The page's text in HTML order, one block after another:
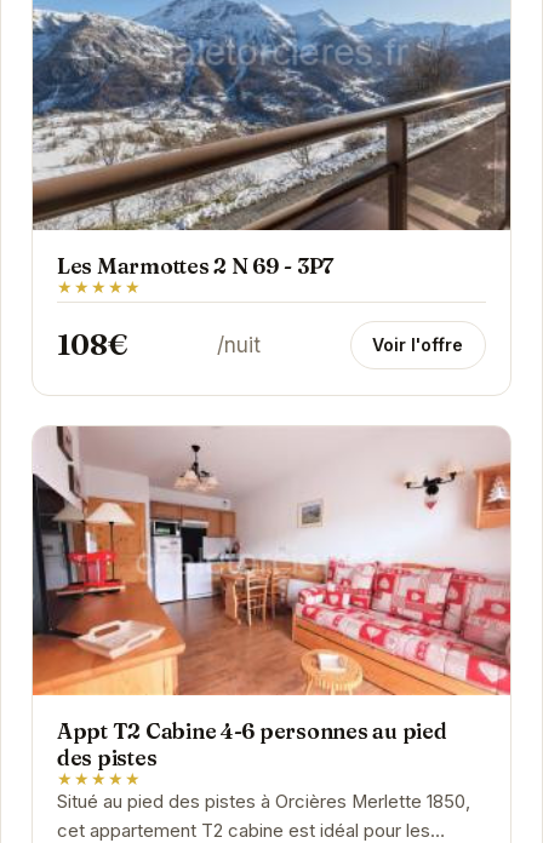
Les Marmottes 2 N 69 - 3P7
★★★★★
108€ /nuit Voir l'offre
Appt T2 Cabine 4-6 personnes au pied
des pistes
★★★★★
Situé au pied des pistes à Orcières Merlette 1850,
cet appartement T2 cabine est idéal pour les